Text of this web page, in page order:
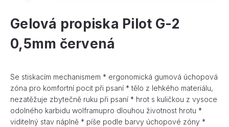
Gelová propiska Pilot G-2
0,5mm červená
Se stiskacím mechanismem * ergonomická gumová úchopová
zóna pro komfortní pocit při psaní * tělo z lehkého materiálu,
nezatěžuje zbytečně ruku při psaní * hrot s kuličkou z vysoce
odolného karbidu wolframupro dlouhou životnost hrotu *
viditelný stav náplně * píše podle barvy úchopové zóny *